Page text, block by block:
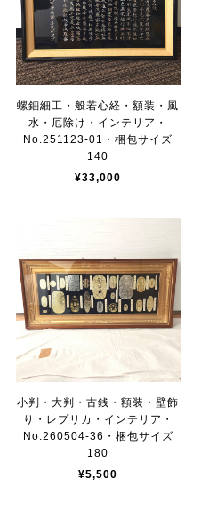
螺鈿細工・般若心経・額装・風
水・厄除け・インテリア・
No.251123-01・梱包サイズ
140
¥33,000
小判・大判・古銭・額装・壁飾
り・レプリカ・インテリア・
No.260504-36・梱包サイズ
180
¥5,500